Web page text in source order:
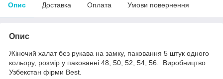
Опис Доставка Оплата Умови повернення
Опис
Жіночий халат без рукава на замку, паковання 5 штук одного
кольору, розмір у пакованні 48, 50, 52, 54, 56. Виробництво
Узбекстан фірми Best.